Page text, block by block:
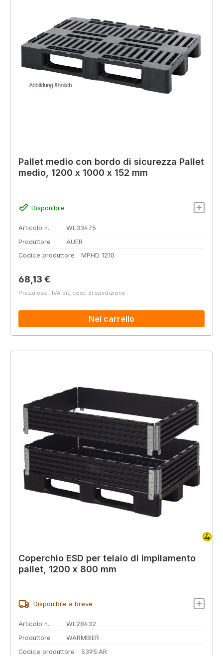
Pallet medio con bordo di sicurezza Pallet
medio, 1200 x 1000 x 152 mm
Disponibile
Articolo n.
WL33475
Produttore
AUER
Codice produttore
MPHD 1210
Prezzo normale:
68,13 €
Prezzi escl. IVA più costi di spedizione
Nel carrello
Coperchio ESD per telaio di impilamento
pallet, 1200 x 800 mm
Disponibile a breve
Articolo n.
WL28432
Produttore
WARMBIER
Codice produttore
5395.AR